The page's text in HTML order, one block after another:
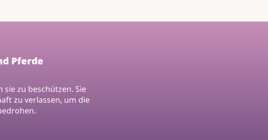
Pferde
zu beschützen. Sie
zu verlassen, um die